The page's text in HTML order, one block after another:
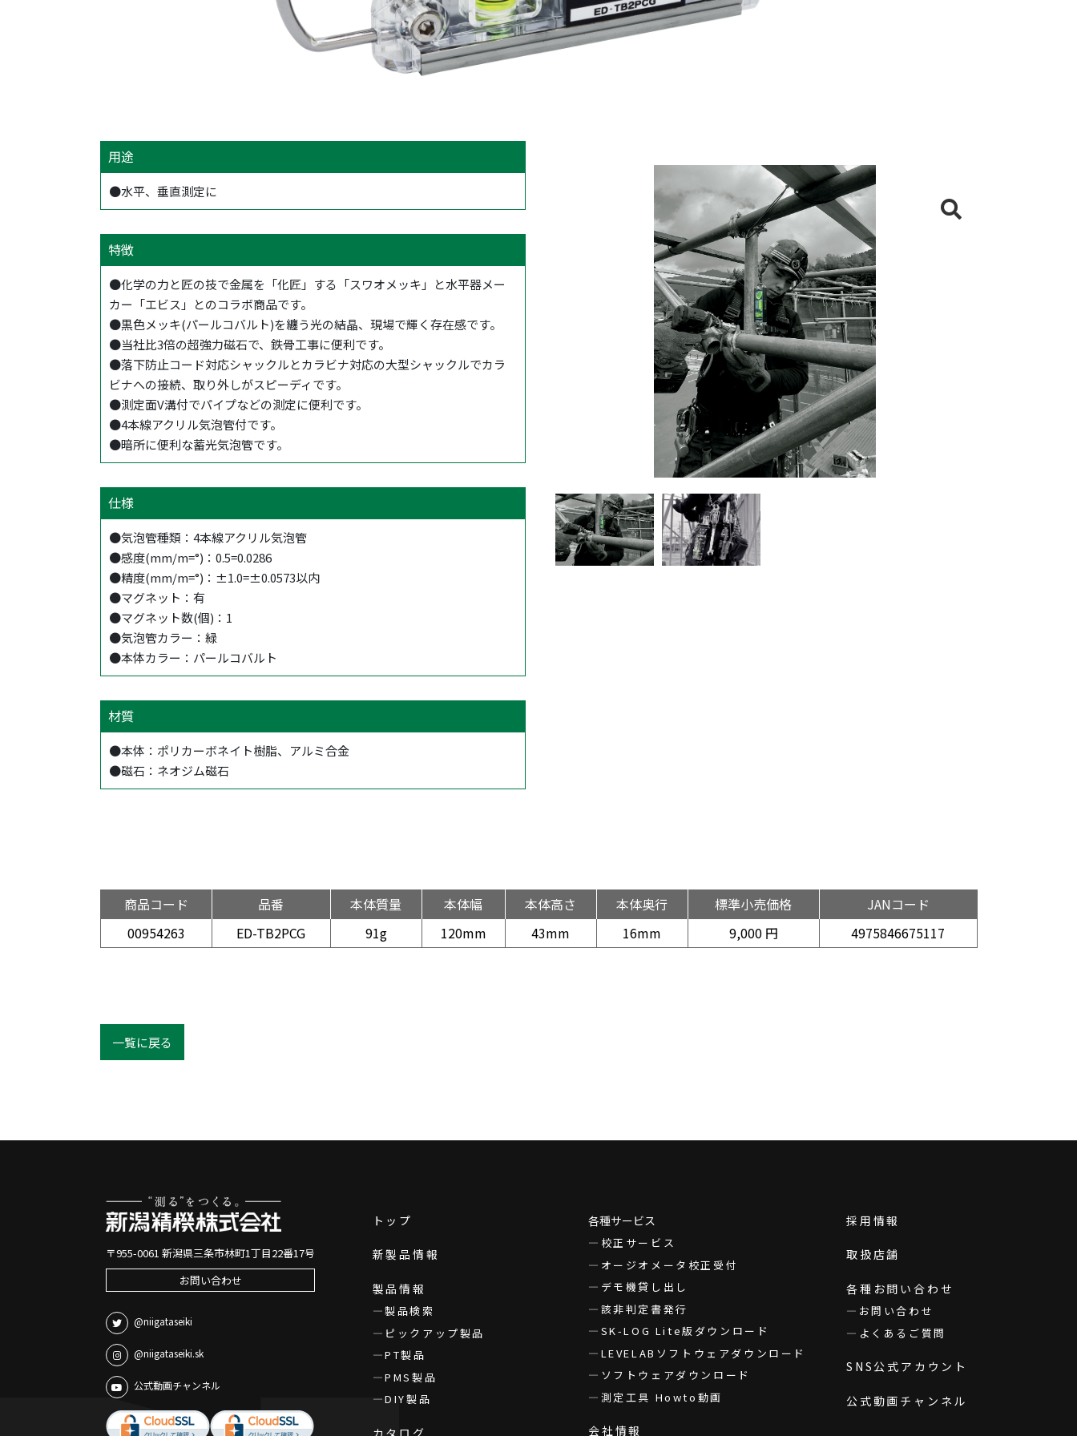
用途
●水平、垂直測定に
特徴
●化学の力と匠の技で金属を「化匠」する「スワオメッキ」と水平器メー
カー「エビス」とのコラボ商品です。
●黒色メッキ(パールコバルト)を纏う光の結晶、現場で輝く存在感です。
●当社比3倍の超強力磁石で、鉄骨工事に便利です。
●落下防止コード対応シャックルとカラビナ対応の大型シャックルでカラ
ビナへの接続、取り外しがスピーディです。
●測定面V溝付でパイプなどの測定に便利です。
●4本線アクリル気泡管付です。
●暗所に便利な蓄光気泡管です。
仕様
●気泡管種類：4本線アクリル気泡管
●感度(mm/m=°)：0.5=0.0286
●精度(mm/m=°)：±1.0=±0.0573以内
●マグネット：有
●マグネット数(個)：1
●気泡管カラー：緑
●本体カラー：パールコバルト
材質
●本体：ポリカーボネイト樹脂、アルミ合金
●磁石：ネオジム磁石
商品コード 品番 本体質量 本体幅 本体高さ 本体奥行 標準小売価格
JANコード
00954263
ED-TB2PCG 91g 120mm 43mm 16mm 9,000 円 4975846675117
一覧に戻る
〒955-0061 新潟県三条市林町1丁目22番17号
お問い合わせ
@niigataseiki
@niigataseiki.sk
公式動画チャンネル
トップ
新製品情報
製品情報
製品検索
ピックアップ製品
PT製品
PMS製品
DIY製品
カタログ
各種サービス
校正サービス
オージオメータ校正受付
デモ機貸し出し
該非判定書発行
SK-LOG Lite版ダウンロード
LEVELABソフトウェアダウンロード
ソフトウェアダウンロード
測定工具 Howto動画
会社情報
採用情報
取扱店舗
各種お問い合わせ
お問い合わせ
よくあるご質問
SNS公式アカウント
公式動画チャンネル